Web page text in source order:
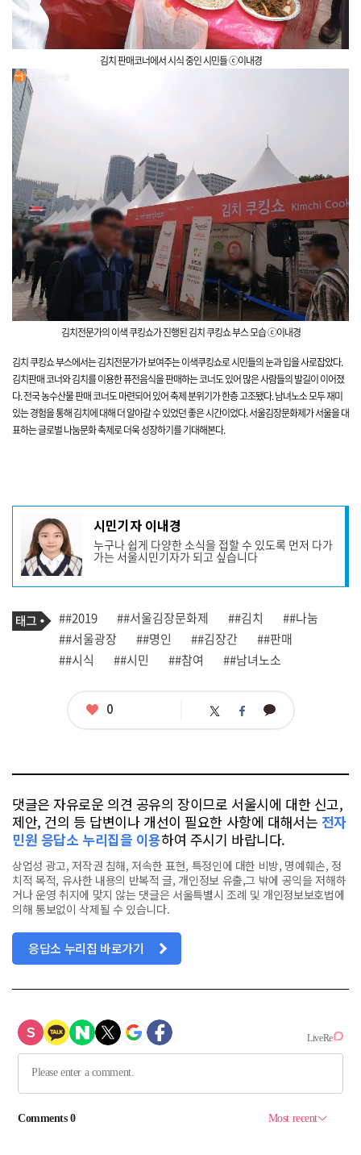
김치 판매코너에서 시식 중인 시민들ⓒ이내경
김치전문가의 이색 쿠킹쇼가 진행된 김치 쿠킹쇼 부스모습 ⓒ이내경
김치 쿠킹쇼 부스에서는김치전문가가 보여주는 이색쿠킹쇼로 시민들의 눈과 입을 사로잡았다.
김치판매 코너와 김치를 이용한 퓨전음식을 판매하는 코너도 있어 많은 사람들의 발길이 이어졌
다.전국 농수산물 판매 코너도 마련되어 있어축제 분위기가 한층 고조됐다.남녀노소 모두 재미
있는 경험을 통해 김치에 대해 더 알아갈 수 있었던 좋은 시간이었다. 서울김장문화제가 서울을 대
표하는 글로벌 나눔문화 축제로 더욱 성장하기를 기대해본다.
작
성
자
프
필
시민기자 이내경
누구나 쉽게 다양한 소식을 접할 수 있도록 먼저 다가
가는 서울시민기자가 되고 싶습니다
기
사
관
련
태
태
그
##2019 ##서울김장문화제 ##김치
##나눔
##서울광장
##명인 ##김장간
##판매
##시식
##시민 ##참여 ##남녀노소
좋
0 트 페 카
댓글은 자유로운 의견 공유의 장이므로 서울시에 대한 신고,
제안, 건의 등 답변이나 개선이 필요한 사항에 대해서는 전자
민원 응답소 누리집을 이용하여 주시기 바랍니다.
상업성 광고, 저작권 침해, 저속한 표현, 특정인에 대한 비방, 명예훼손, 정
치적 목적, 유사한 내용의 반복적 글, 개인정보 유출,그 밖에 공익을 저해하
거나 운영 취지에 맞지 않는 댓글은 서울특별시 조례 및 개인정보보호법에
의해 통보없이 삭제될 수 있습니다.
응답소 누리집 바로가기